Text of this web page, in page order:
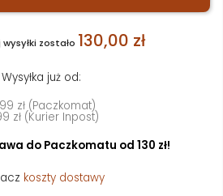
zostało 130,00 zł
Wysyłka już od:
zł (Paczkomat)
zł (Kurier Inpost)
do Paczkomatu od 130 zł!
koszty dostawy